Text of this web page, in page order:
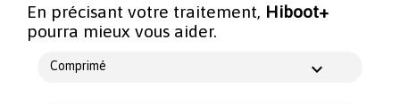
En précisant votre traitement, Hiboot+
pourra mieux vous aider.
Comprimé